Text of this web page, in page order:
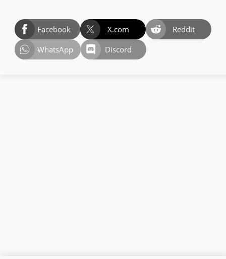
Facebook X.com
Reddit
WhatsApp
Discord